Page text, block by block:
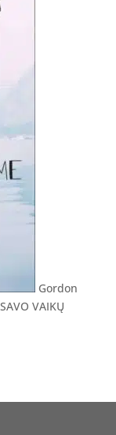
Gordon
VAIKŲ